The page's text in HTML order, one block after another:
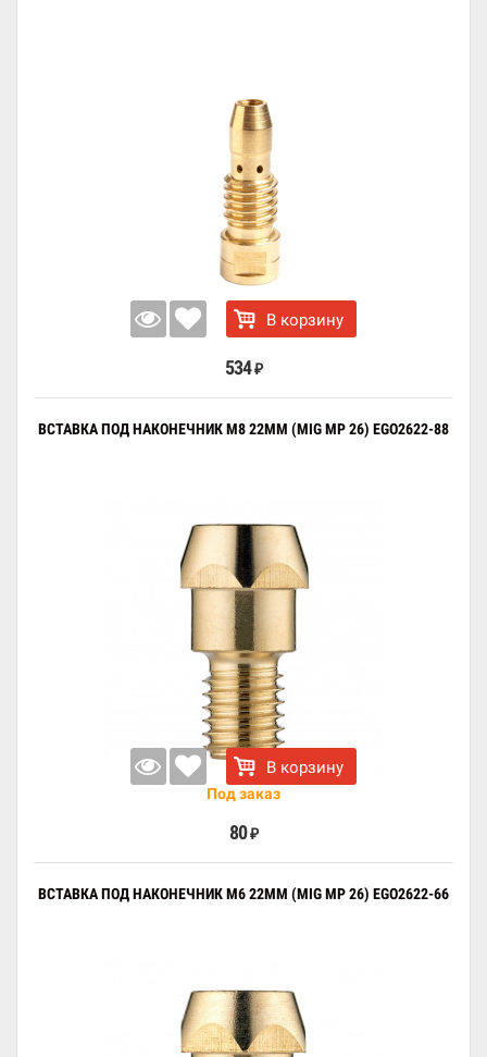
В корзину
534 ₽
ВСТАВКА ПОД НАКОНЕЧНИК M8 22ММ (MIG MP 26) EGO2622-88
В корзину
Под заказ
80 ₽
ВСТАВКА ПОД НАКОНЕЧНИК M6 22ММ (MIG MP 26) EGO2622-66